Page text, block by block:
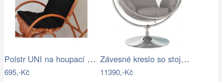
Polstr UNI na houpací křeslo - látka…
695,-Kč
Závesné kreslo so stojanom,…
11390,-Kč